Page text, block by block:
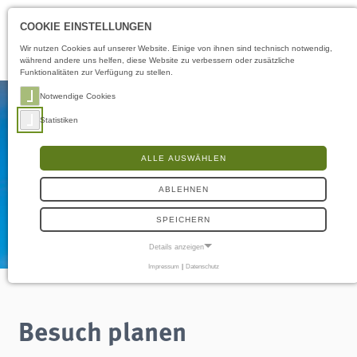
Öffnungszeiten
Besuch planen
COOKIE EINSTELLUNGEN
Wir nutzen Cookies auf unserer Website. Einige von ihnen sind technisch notwendig,
während andere uns helfen, diese Website zu verbessern oder zusätzliche
Funktionalitäten zur Verfügung zu stellen.
Notwendige Cookies
Statistiken
ALLE AUSWÄHLEN
ABLEHNEN
SPEICHERN
Details anzeigen
Frontend User
Impressum | Datenschutz